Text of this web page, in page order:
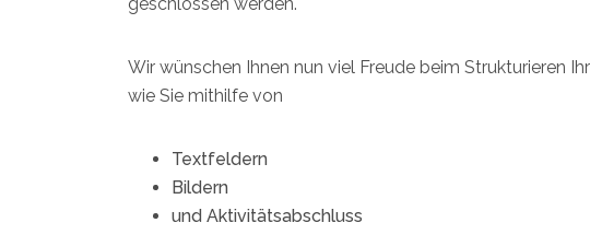
Wir wünschen Ihnen nun viel Freude beim Strukturieren
wie Sie mithilfe von
Textfeldern
Bildern
und Aktivitätsabschluss